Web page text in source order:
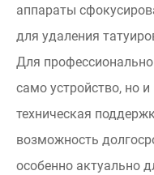
аппараты
для удаления
Для
само устройство, но
техническая
возможность
особенно актуально